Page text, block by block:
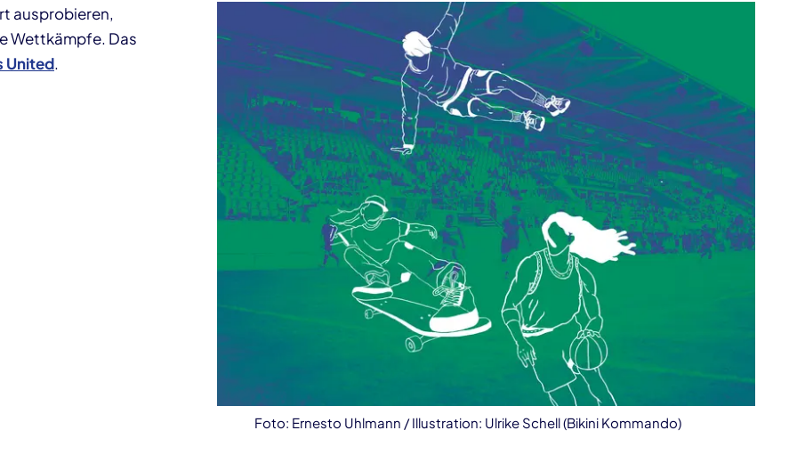
ausprobieren,
Wettkämpfe. Das
United.
Foto: Ernesto Uhlmann / Illustration: Ulrike Schell (Bikini Kommando)